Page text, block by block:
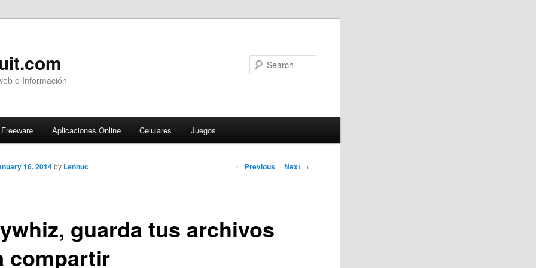
e Información
Freeware Aplicaciones Online Celulares Juegos
Post
← Previous Next →
guarda tus archivos
compartir
16, 2014 by Lennuc